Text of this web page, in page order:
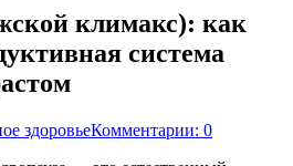
климакс): как
система
здоровьеКомментарии: 0